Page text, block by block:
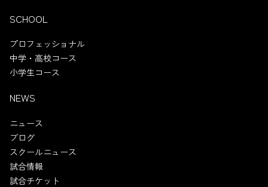
SCHOOL
プロフェッショナル
中学・高校コース
小学生コース
NEWS
ニュース
ブログ
スクールニュース
試合情報
試合チケット